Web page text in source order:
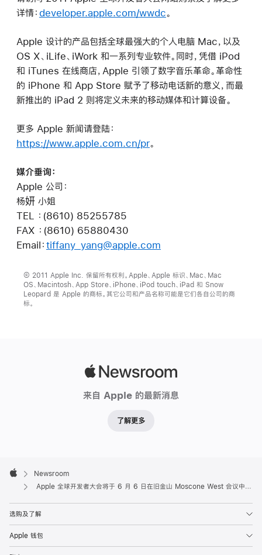
详情： developer.apple.com/wwdc。
Apple 设计的产品包括全球最强大的个人电脑 Mac，以及
OS X、iLife、iWork 和一系列专业软件。同时，凭借 iPod
和 iTunes 在线商店，Apple 引领了数字音乐革命。革命性
的 iPhone 和 App Store 赋予了移动电话新的意义，而最
新推出的 iPad 2 则将定义未来的移动媒体和计算设备。
更多 Apple 新闻请登陆：
https://www.apple.com.cn/pr。
媒介垂询：
Apple 公司：
杨妍 小姐
TEL ：(8610) 85255785
FAX ：(8610) 65880430
Email： tiffany_yang@apple.com
© 2011 Apple Inc. 保留所有权利。Apple、Apple 标识、Mac、Mac
OS、Macintosh、App Store、iPhone、iPod touch、iPad 和 Snow
Leopard 是 Apple 的商标。其它公司和产品名称可能是它们各自公司的商
标。
来自 Apple 的最新消息
了解更多
Footer

Apple
Newsroom
Apple 全球开发者大会将于 6 月 6 日在旧金山 Moscone West 会议中心开幕
选购及了解
Apple 钱包